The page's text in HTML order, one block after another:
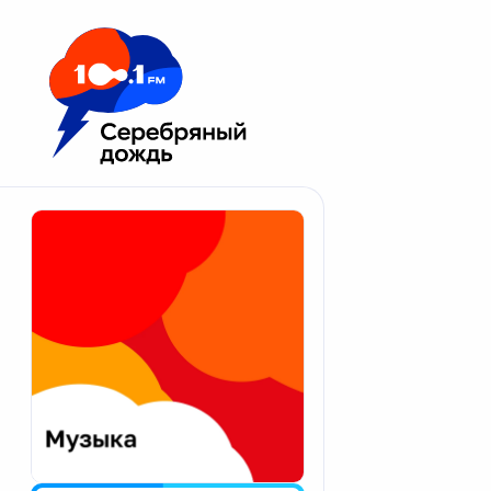
Москва 100.1 FM
Апатиты
Екатеринбург
Калининград
Калуга